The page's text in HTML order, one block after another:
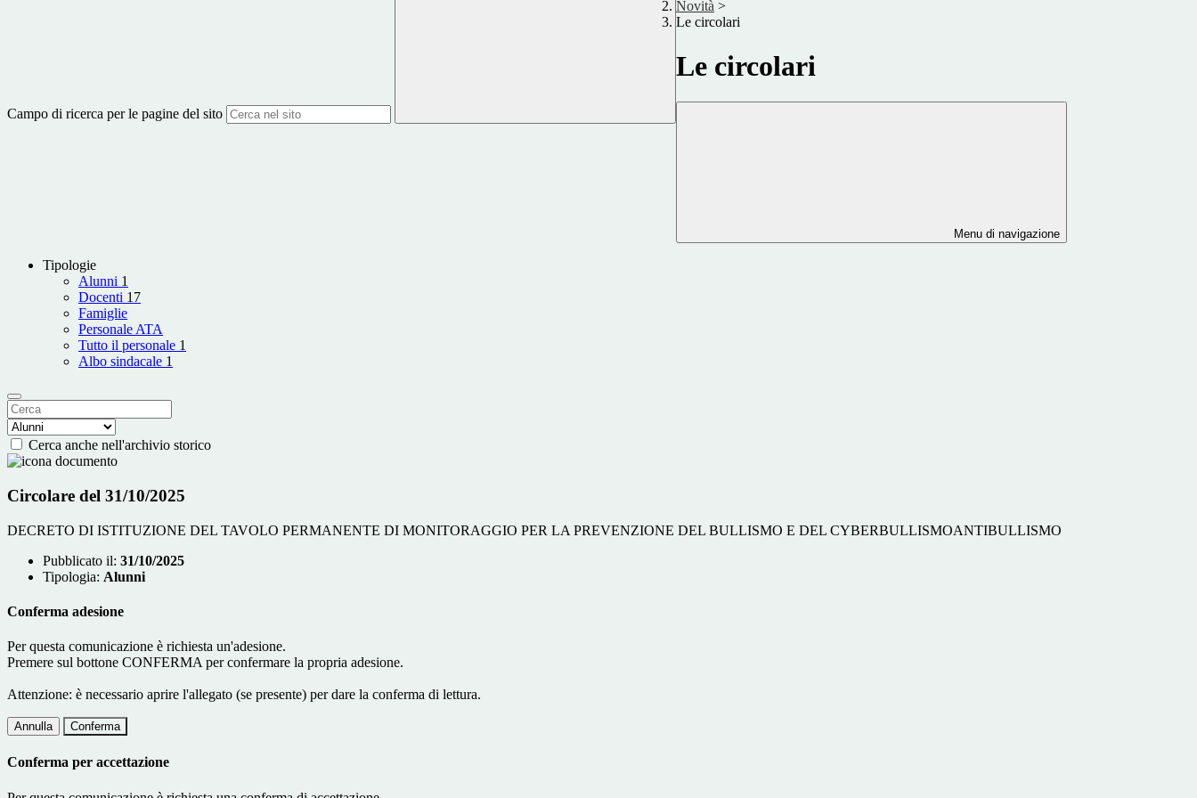
Campo di ricerca per le pagine del sito
Novità >
Le circolari
Le circolari
Menu di navigazione
Tipologie
Alunni 1
Docenti 17
Famiglie
Personale ATA
Tutto il personale 1
Albo sindacale 1
Cerca anche nell'archivio storico
Circolare del 31/10/2025
DECRETO DI ISTITUZIONE DEL TAVOLO PERMANENTE DI MONITORAGGIO PER LA PREVENZIONE DEL BULLISMO E DEL CYBERBULLISMOANTIBULLISMO
Pubblicato il: 31/10/2025
Tipologia: Alunni
Conferma adesione
Per questa comunicazione è richiesta un'adesione.
Premere sul bottone CONFERMA per confermare la propria adesione.
Attenzione: è necessario aprire l'allegato (se presente) per dare la conferma di lettura.
Annulla Conferma
Conferma per accettazione